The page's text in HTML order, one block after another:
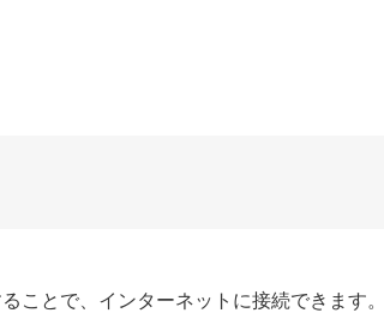
ことで、インターネットに接続できます